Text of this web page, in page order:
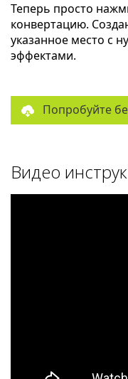
Теперь просто
конвертацию.
указанное место с
эффектами.
Попробуйте
Видео